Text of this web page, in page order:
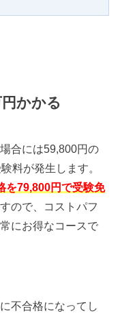
かかる
合には59,800円の
料が発生します。
を79,800円で受験免
ので、コストパフ
にお得なコースで
不合格になってし